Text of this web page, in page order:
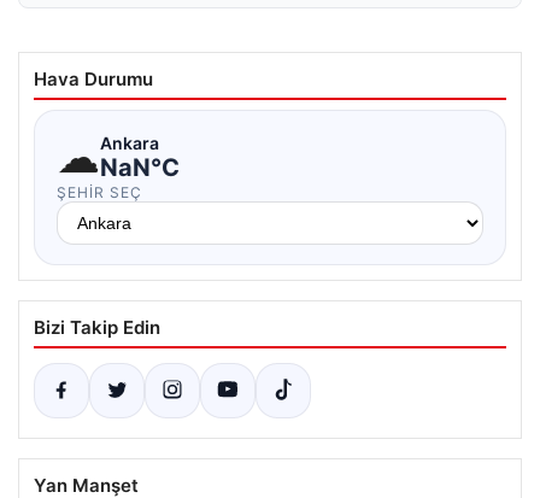
Hava Durumu
☁Ankara
NaN°C
ŞEHIR SEÇ
Bizi Takip Edin
Yan Manşet